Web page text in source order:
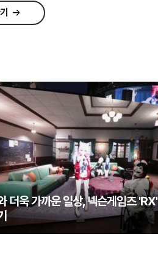
더욱 가까운 일상, 넥슨게임즈 'RX'